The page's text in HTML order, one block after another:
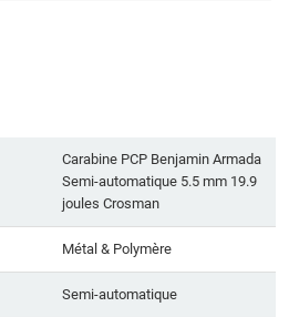
Carabine PCP Benjamin Armada
Semi-automatique 5.5 mm 19.9
joules Crosman
Métal & Polymère
Semi-automatique